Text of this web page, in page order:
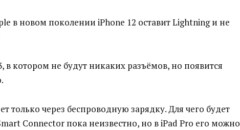
в новом поколении iPhone 12 оставит Lightning и не
в котором не будут никаких разъёмов, но появится
только через беспроводную зарядку. Для чего будет
Connector пока неизвестно, но в iPad Pro его можно